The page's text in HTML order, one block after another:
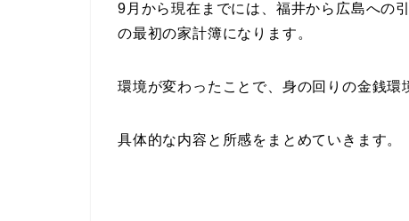
9月から現在までには、福井から広島への
の最初の家計簿になります。
環境が変わったことで、身の回りの金銭環
具体的な内容と所感をまとめていきます。